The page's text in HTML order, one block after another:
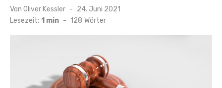
Von Oliver Kessler
Veröffentlicht
am
24. Juni 2021
Lesezeit: 1 min - 128 Wörter